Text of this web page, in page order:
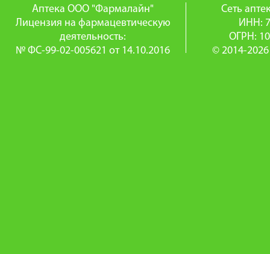
Аптека ООО "Фармалайн"
Лицензия на фармацевтическую
деятельность:
№ ФС-99-02-005621 от 14.10.2016
Сеть
ИНН:
ОГРН:
© 2014-